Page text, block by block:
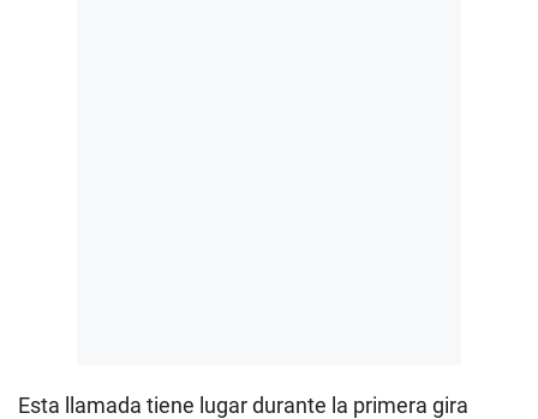
Esta llamada tiene lugar durante la primera gira